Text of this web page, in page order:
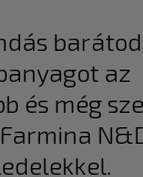
az
és még